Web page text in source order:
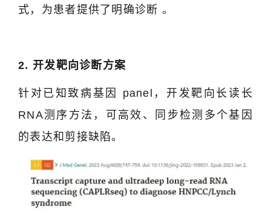
式，为患者提供了明确诊断 。
2. 开发靶向诊断方案
针对已知致病基因 panel，开发靶向长读长
RNA测序方法，可高效、同步检测多个基因
的表达和剪接缺陷。